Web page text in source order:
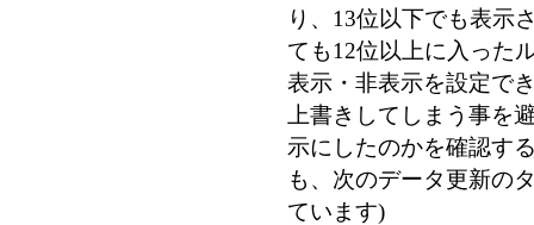
り、13位以下でも表示
ても12位以上に入った
表示・非表示を設定で
上書きしてしまう事を
示にしたのかを確認す
も、次のデータ更新の
ています)